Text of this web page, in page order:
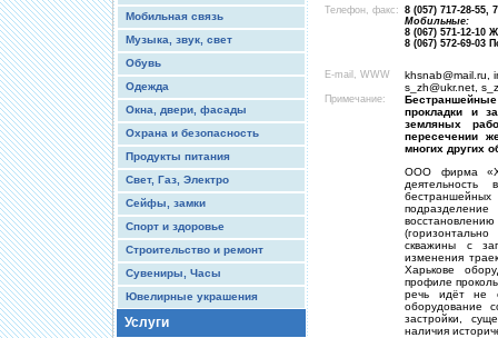
Мобильная связь
Музыка, звук, свет
Обувь
Одежда
Окна, двери, фасады
Охрана и безопасность
Продукты питания
Свет, Газ, Электро
Сейфы, замки
Спорт и здоровье
Строительство и ремонт
Сувениры, Часы
Ювелирные украшения
Услуги
Телефон, факс: 8 (057) 717-28-55,
Мобильные:
8 (067) 571-12-10
8 (067) 572-69-03
E-mail, WWW
khsnab@mail.ru,
s_zh@ukr.net,
Примечание:
прокладки и
земляных
пересечении
многих других
ООО фирма
бестраншейных
скважины с
изменения
Харькове
профиле
речь идёт не
оборудование
застройки,
наличия